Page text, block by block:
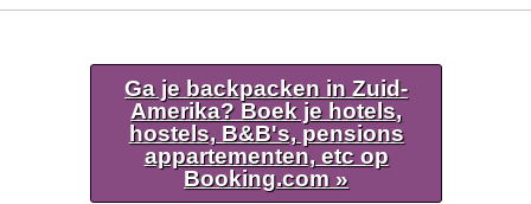
Ga je backpacken in Zuid-
Amerika? Boek je hotels,
hostels, B&B's, pensions
appartementen, etc op
Booking.com »